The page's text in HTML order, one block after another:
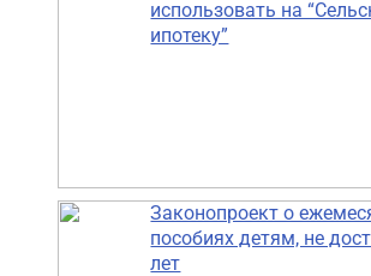
использовать на
ипотеку”
Законопроект о
пособиях детям, не
лет